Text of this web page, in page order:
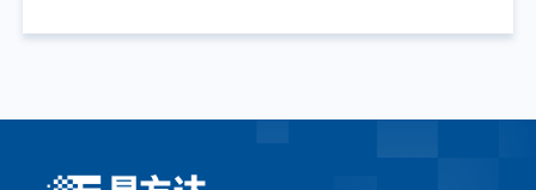
提供固定收益预期的金融工具，当您购买基金